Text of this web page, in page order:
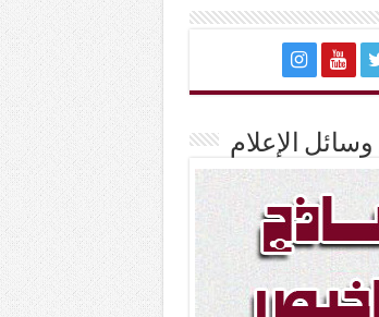
الإعلام